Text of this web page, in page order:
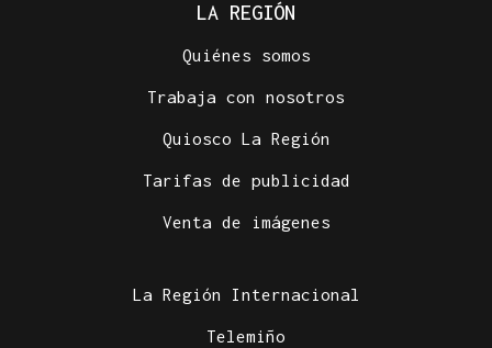
LA REGIÓN
Quiénes somos
Trabaja con nosotros
Quiosco La Región
Tarifas de publicidad
Venta de imágenes
La Región Internacional
Telemiño